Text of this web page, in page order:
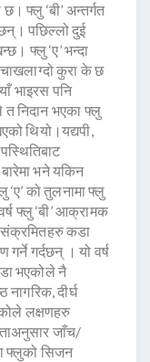
फ्लु ‘बी’ अन्तर्गत
छन्। पछिल्लो दुई
फ्लु ‘ए’ भन्दा
चाखलाग्दो कुरा के छ
भाइरस पनि
निदान भएका फ्लु
थियो।यद्यपी,
बारेमा भने यकिन
‘ए’ को तुलनामा फ्लु
फ्लु ‘बी’ आक्रामक
संक्रमितहरु कडा
गर्दछन् । यो वर्ष
भएकोले नै
दीर्घ
लक्षणहरु
जाँच/
फ्लुको सिजन